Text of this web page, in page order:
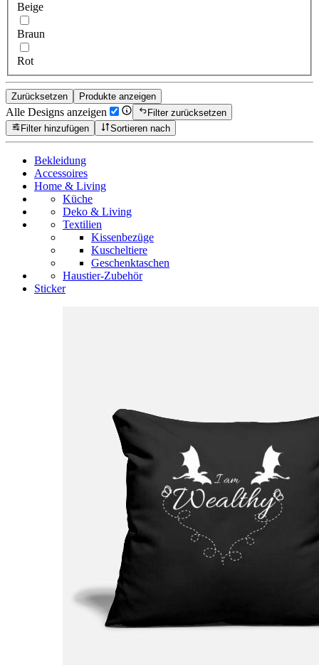
Beige
Braun
Rot
Zurücksetzen Produkte anzeigen
Alle Designs anzeigen
Filter zurücksetzen
Filter hinzufügen
Sortieren nach
Bekleidung
Accessoires
Home & Living
Küche
Deko & Living
Textilien
Kissenbezüge
Kuscheltiere
Geschenktaschen
Haustier-Zubehör
Sticker